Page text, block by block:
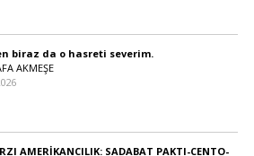
biraz da o hasreti severim.
AKMEŞE
AMERİKANCILIK: SADABAT PAKTI-CENTO-